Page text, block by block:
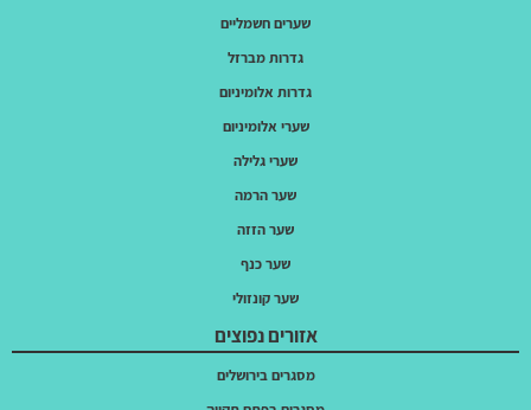
שערים חשמליים
גדרות מברזל
גדרות אלומיניום
שערי אלומיניום
שערי גלילה
שער הרמה
שער הזזה
שער כנף
שער קונזולי
אזורים נפוצים
מסגרים בירושלים